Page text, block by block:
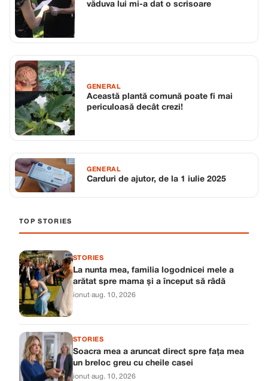
văduva lui mi-a dat o scrisoare
GENERAL
Această plantă comună poate fi mai
periculoasă decât crezi!
GENERAL
Carduri de ajutor, de la 1 iulie 2025
TOP STORIES
STORIES
La nunta mea, familia logodnicei mele a
arătat spre mama și a început să râdă
ionut·aug. 10, 2026
STORIES
Soacra mea a aruncat direct spre fața mea
un breloc greu cu cheile casei
ionut·aug. 10, 2026